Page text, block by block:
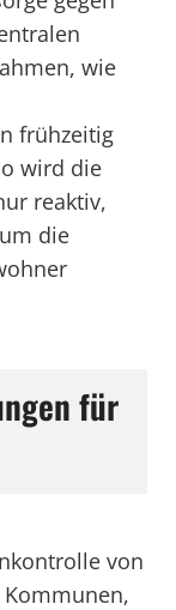
wie
frühzeitig
wird die
reaktiv,
die
für
von